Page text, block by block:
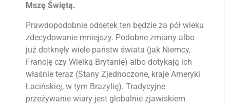
Mszę Świętą.
Prawdopodobnie odsetek ten będzie za pół wieku
zdecydowanie mniejszy. Podobne zmiany albo
już dotknęły wiele państw świata (jak Niemcy,
Francję czy Wielką Brytanię) albo dotykają ich
właśnie teraz (Stany Zjednoczone, kraje Ameryki
Łacińskiej, w tym Brazylię). Tradycyjne
przeżywanie wiary jest globalnie zjawiskiem